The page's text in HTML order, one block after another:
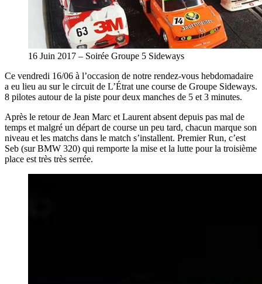
16 Juin 2017 – Soirée Groupe 5 Sideways
Ce vendredi 16/06 à l’occasion de notre rendez-vous hebdomadaire
a eu lieu au sur le circuit de L’Étrat une course de Groupe Sideways.
8 pilotes autour de la piste pour deux manches de 5 et 3 minutes.
Après le retour de Jean Marc et Laurent absent depuis pas mal de
temps et malgré un départ de course un peu tard, chacun marque son
niveau et les matchs dans le match s’installent. Premier Run, c’est
Seb (sur BMW 320) qui remporte la mise et la lutte pour la troisième
place est très très serrée.